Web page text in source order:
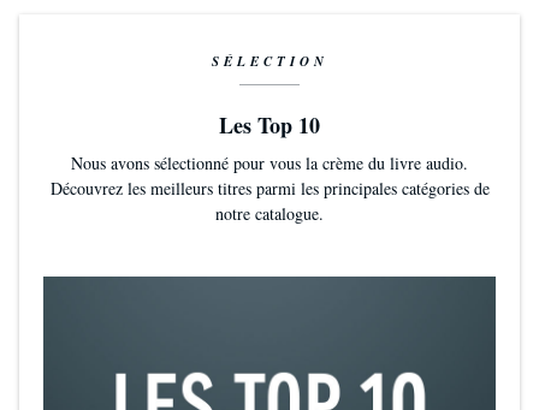
SÉLECTION
Les Top 10
Nous avons sélectionné pour vous la crème du livre audio.
Découvrez les meilleurs titres parmi les principales catégories de
notre catalogue.